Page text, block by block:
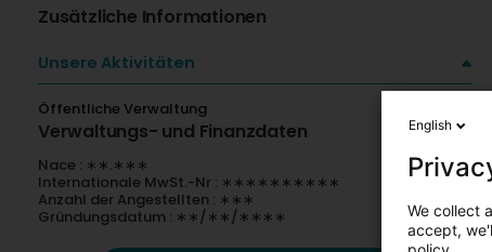
Zusätzliche Informationen
Unsere Aktivitäten
Öffentliche Verwaltung
Verwaltungs- und Finanzdaten
Nace : ∗∗.∗∗∗
Internationale MwSt.-Nr : ∗∗∗∗∗∗∗∗∗∗
Anzahl der Angestellten : ∗∗∗
Gründungsdatum : ∗∗/∗∗/∗∗∗∗
English
We collect
accept,